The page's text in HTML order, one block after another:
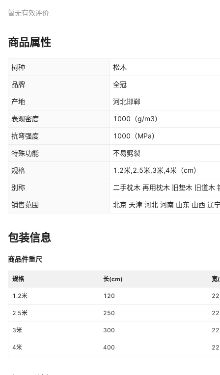
暂无有效评价
商品属性
树种 松木
品牌 全冠
产地 河北邯郸
表观密度 1000 （g/m3）
抗弯强度 1000 （MPa）
特殊功能 不易劈裂
规格 1.2米,2.5米,3米,4米 （cm）
别称 二手枕木 再用枕木 旧垫木 旧道木
销售范围
包装信息
商品件重尺
规格 长(cm) 宽
1.2米 120 22
2.5米 250 22
3米 300 22
4米 400 22